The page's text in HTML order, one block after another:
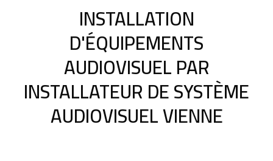
INSTALLATION
D'ÉQUIPEMENTS
AUDIOVISUEL PAR
INSTALLATEUR DE SYSTÈME
AUDIOVISUEL VIENNE